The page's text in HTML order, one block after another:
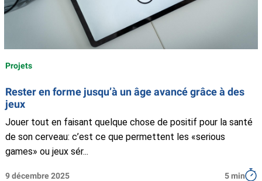
Projets
Rester en forme jusqu’à un âge avancé grâce à des
jeux
Jouer tout en faisant quelque chose de positif pour la santé
de son cerveau: c’est ce que permettent les «serious
games» ou jeux sér...
9 décembre 2025 5 min